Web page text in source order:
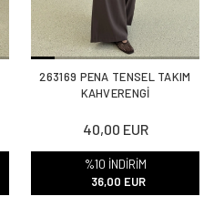
263169 PENA TENSEL TAKIM
KAHVERENGİ
40,00 EUR
%10 İNDİRİM
36,00 EUR